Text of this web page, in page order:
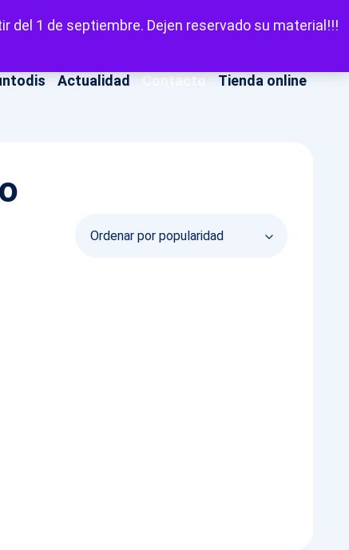
del 1 de septiembre. Dejen reservado su material!!!
Escuchar
Actualidad Contacto Tienda online